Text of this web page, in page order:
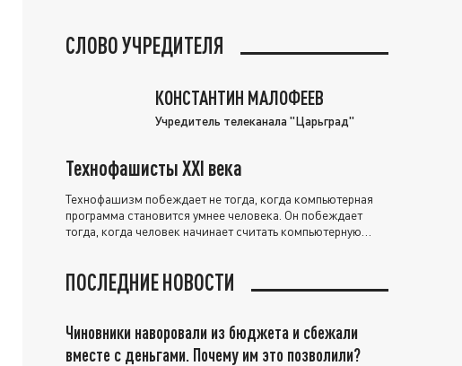
СЛОВО УЧРЕДИТЕЛЯ
КОНСТАНТИН МАЛОФЕЕВ
Учредитель телеканала "Царьград"
Технофашисты XXI века
Технофашизм побеждает не тогда, когда компьютерная
программа становится умнее человека. Он побеждает
тогда, когда человек начинает считать компьютерную
ПОСЛЕДНИЕ НОВОСТИ
Чиновники наворовали из бюджета и сбежали
вместе с деньгами. Почему им это позволили?